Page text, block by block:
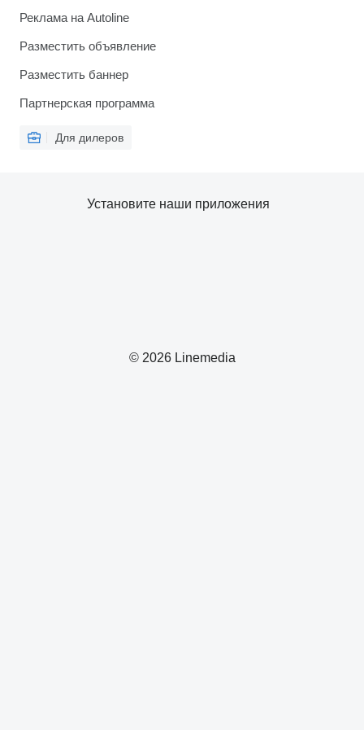
Реклама на Autoline
Разместить объявление
Разместить баннер
Партнерская программа
Для дилеров
© 2026 Linemedia
Установите наши приложения